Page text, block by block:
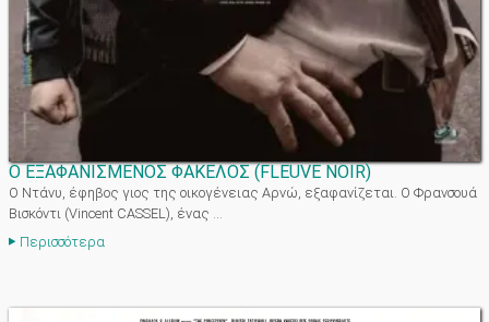
O EΞΑΦΑΝΙΣΜΕΝΟΣ ΦΑΚΕΛΟΣ (FLEUVE NOIR)
Ο Ντάνυ, έφηβος γιος της οικογένειας Αρνώ, εξαφανίζεται. Ο Φρανσουά
Βισκόντι (Vincent CΑSSEL), ένας ...
Περισσότερα